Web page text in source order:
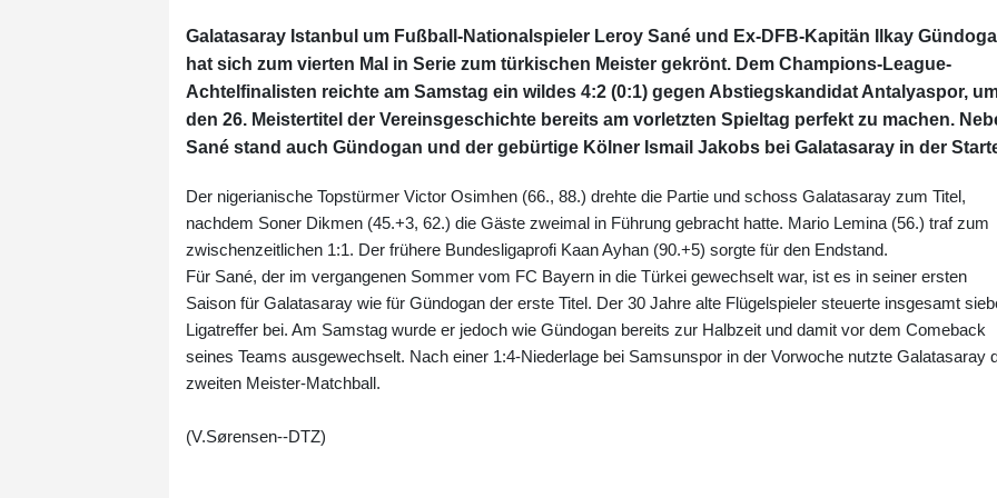
Galatasaray Istanbul um Fußball-Nationalspieler Leroy Sané und Ex-DFB-Kapitän Ilkay
hat sich zum vierten Mal in Serie zum türkischen Meister gekrönt. Dem Champions-League-
Achtelfinalisten reichte am Samstag ein wildes 4:2 (0:1) gegen Abstiegskandidat Antalyaspor,
den 26. Meistertitel der Vereinsgeschichte bereits am vorletzten Spieltag perfekt zu machen.
Sané stand auch Gündogan und der gebürtige Kölner Ismail Jakobs bei Galatasaray in der
Der nigerianische Topstürmer Victor Osimhen (66., 88.) drehte die Partie und schoss Galatasaray zum Titel,
nachdem Soner Dikmen (45.+3, 62.) die Gäste zweimal in Führung gebracht hatte. Mario Lemina (56.) traf zum
zwischenzeitlichen 1:1. Der frühere Bundesligaprofi Kaan Ayhan (90.+5) sorgte für den Endstand.
Für Sané, der im vergangenen Sommer vom FC Bayern in die Türkei gewechselt war, ist es in seiner ersten
Saison für Galatasaray wie für Gündogan der erste Titel. Der 30 Jahre alte Flügelspieler steuerte insgesamt
Ligatreffer bei. Am Samstag wurde er jedoch wie Gündogan bereits zur Halbzeit und damit vor dem Comeback
seines Teams ausgewechselt. Nach einer 1:4-Niederlage bei Samsunspor in der Vorwoche nutzte Galatasaray
zweiten Meister-Matchball.
(V.Sørensen--DTZ)